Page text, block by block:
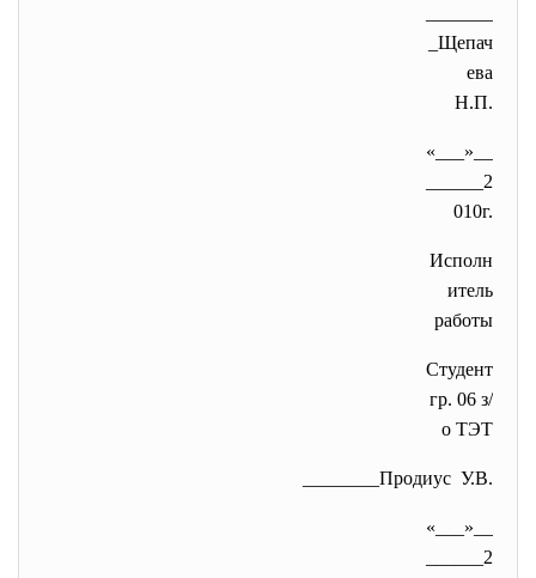
_Щепач
ева
Н.П.
«___»__
______2
010г.
Исполн
итель
работы
Студент
гр. 06 з/
о ТЭТ
________Продиус У.В.
«___»__
______2